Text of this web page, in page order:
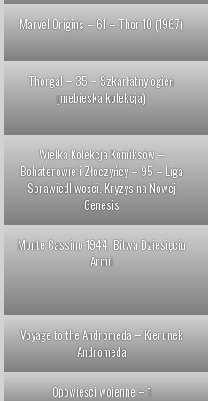
Marvel Origins – 61 – Thor 10 (1967)
Thorgal – 35 – Szkarłatny ogień
(niebieska kolekcja)
Wielka Kolekcja Komiksów –
Bohaterowie i Złoczyńcy – 95 – Liga
Sprawiedliwości. Kryzys na Nowej
Genesis
Monte Cassino 1944. Bitwa Dziesięciu
Armii
Voyage to the Andromeda – Kierunek
Andromeda
Opowieści wojenne – 1